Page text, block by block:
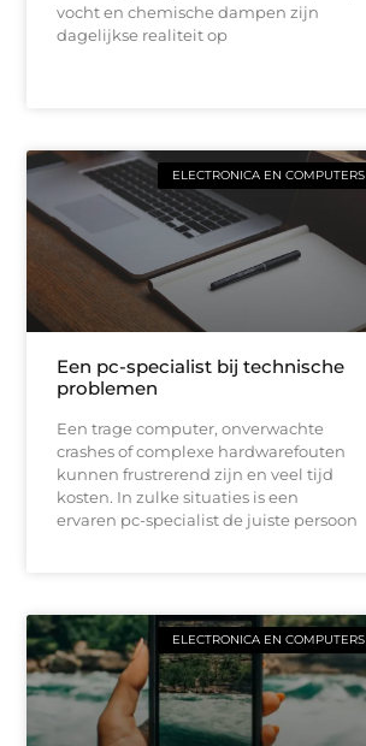
vocht en chemische dampen zijn
dagelijkse realiteit op
ELECTRONICA EN COMPUTERS
Een pc-specialist bij technische
problemen
Een trage computer, onverwachte
crashes of complexe hardwarefouten
kunnen frustrerend zijn en veel tijd
kosten. In zulke situaties is een
ervaren pc-specialist de juiste persoon
ELECTRONICA EN COMPUTERS